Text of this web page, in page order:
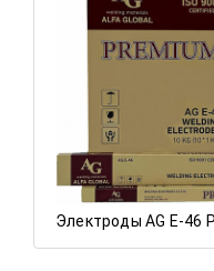
Электроды AG E-46